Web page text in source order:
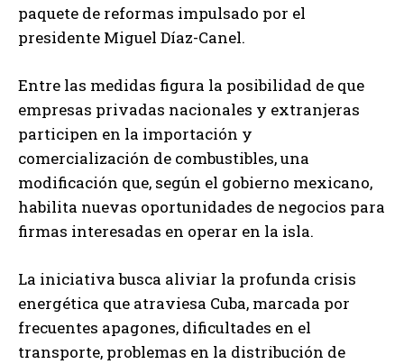
paquete de reformas impulsado por el
presidente Miguel Díaz-Canel.
Entre las medidas figura la posibilidad de que
empresas privadas nacionales y extranjeras
participen en la importación y
comercialización de combustibles, una
modificación que, según el gobierno mexicano,
habilita nuevas oportunidades de negocios para
firmas interesadas en operar en la isla.
La iniciativa busca aliviar la profunda crisis
energética que atraviesa Cuba, marcada por
frecuentes apagones, dificultades en el
transporte, problemas en la distribución de